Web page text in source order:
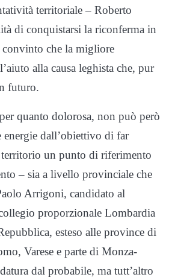
territoriale – Roberto
di conquistarsi la riconferma in
convinto che la migliore
alla causa leghista che, pur
futuro.
quanto dolorosa, non può però
energie dall’obiettivo di far
territorio un punto di riferimento
– sia a livello provinciale che
Arrigoni, candidato al
proporzionale Lombardia
esteso alle province di
Varese e parte di Monza-
dal probabile, ma tutt’altro